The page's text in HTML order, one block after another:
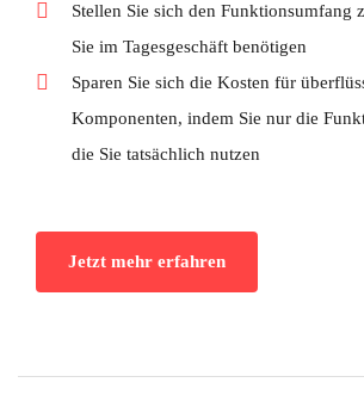
Stellen Sie sich den Funktionsumfang
Sie im Tagesgeschäft benötigen
Sparen Sie sich die Kosten für
Komponenten, indem Sie nur die
die Sie tatsächlich nutzen
Jetzt mehr erfahren